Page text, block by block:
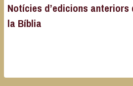
Notícies d’edicions anteriors
la Bíblia